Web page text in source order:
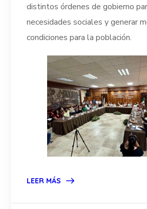
distintos órdenes de gobierno
necesidades sociales y generar
condiciones para la población.
LEER MÁS